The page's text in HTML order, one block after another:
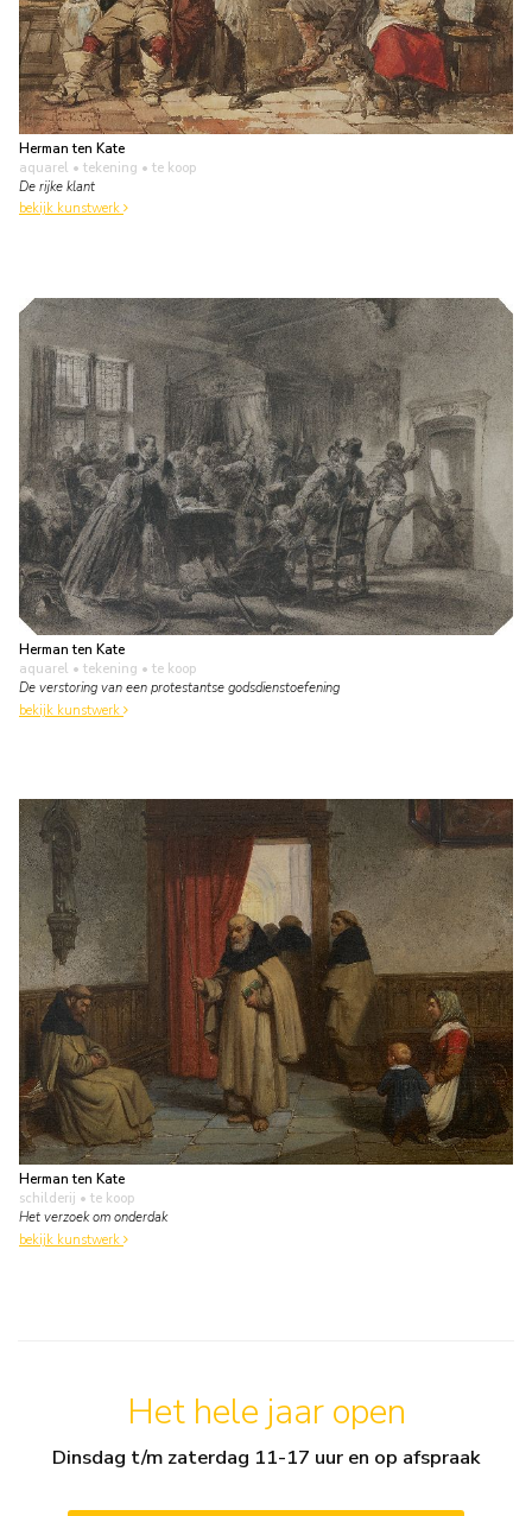
Herman ten Kate
aquarel • tekening • te koop
De rijke klant
bekijk kunstwerk
Herman ten Kate
aquarel • tekening • te koop
De verstoring van een protestantse godsdienstoefening
bekijk kunstwerk
Herman ten Kate
schilderij • te koop
Het verzoek om onderdak
bekijk kunstwerk
Het hele jaar open
Dinsdag t/m zaterdag 11-17 uur en op afspraak